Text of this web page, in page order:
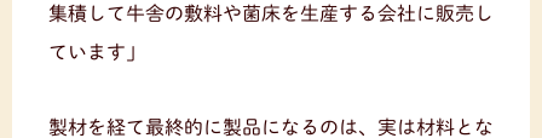
集積して牛舎の敷料や菌床を生産する会社に販売し
ています」
製材を経て最終的に製品になるのは、実は材料とな